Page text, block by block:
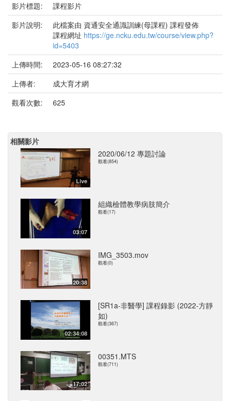
影片標題:
課程影片
影片說明:
此檔案由 資通安全通識訓練(母課程) 課程發佈
課程網址 https://ge.ncku.edu.tw/course/view.php?
id=5403
上傳時間:
2023-05-16 08:27:32
上傳者:
成大育才網
觀看次數:
625
相關影片
Live
2020/06/12 專題討論
觀看(854)
03:07
組織檢體教學病肢簡介
觀看(17)
20:38
IMG_3503.mov
觀看(0)
02:34:08
[SR1a-非醫學] 課程錄影 (2022-方靜
如)
觀看(367)
17:02
00351.MTS
觀看(711)